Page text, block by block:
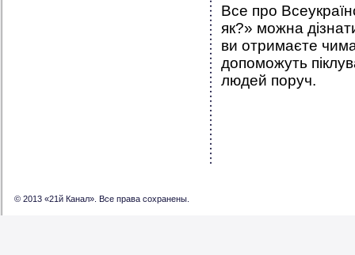
Все про
як?» можна
ви отримаєте
допоможуть
людей поруч.
© 2013 «21й Канал». Все права сохранены.